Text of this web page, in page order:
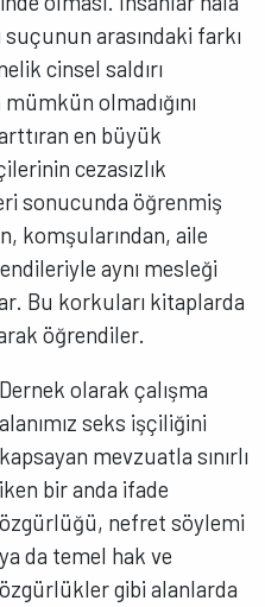
arasındaki farkı
cinsel saldırı
olmadığını
en büyük
cezasızlık
sonucunda öğrenmiş
komşularından, aile
aynı mesleği
Bu korkuları kitaplarda
öğrendiler.
Dernek olarak çalışma
alanımız seks işçiliğini
kapsayan mevzuatla sınırlı
iken bir anda ifade
özgürlüğü, nefret söylemi
ya da temel hak ve
özgürlükler gibi alanlarda